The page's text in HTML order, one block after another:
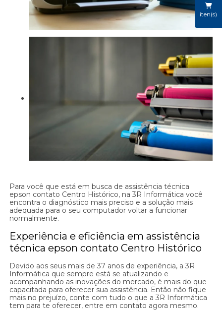
iten(s)
Para você que está em busca de assistência técnica
epson contato Centro Histórico, na 3R Informática você
encontra o diagnóstico mais preciso e a solução mais
adequada para o seu computador voltar a funcionar
normalmente.
Experiência e eficiência em assistência
técnica epson contato Centro Histórico
Devido aos seus mais de 37 anos de experiência, a 3R
Informática que sempre está se atualizando e
acompanhando as inovações do mercado, é mais do que
capacitada para oferecer sua assistência. Então não fique
mais no prejuízo, conte com tudo o que a 3R Informática
tem para te oferecer, entre em contato agora mesmo.